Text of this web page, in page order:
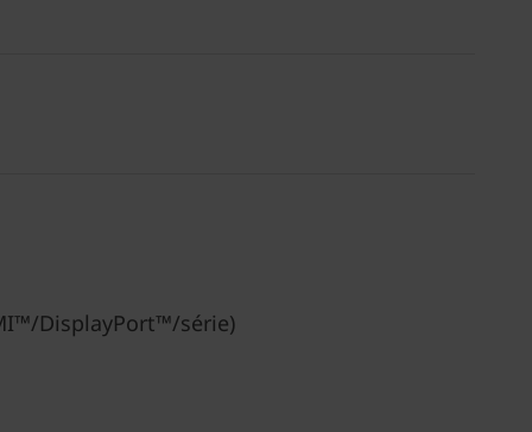
DisplayPort™/série)